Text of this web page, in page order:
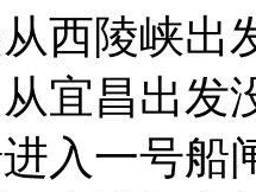
西陵峡出
宜昌出发
入一号船